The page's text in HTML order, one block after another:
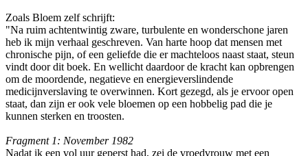
Zoals Bloem zelf schrijft:
"Na ruim achtentwintig zware, turbulente en wonderschone jaren
heb ik mijn verhaal geschreven. Van harte hoop dat mensen met
chronische pijn, of een geliefde die er machteloos naast staat, steun
vindt door dit boek. En wellicht daardoor de kracht kan opbrengen
om de moordende, negatieve en energieverslindende
medicijnverslaving te overwinnen. Kort gezegd, als je ervoor open
staat, dan zijn er ook vele bloemen op een hobbelig pad die je
kunnen sterken en troosten.
Fragment 1: November 1982
Nadat ik een vol uur geperst had, zei de vroedvrouw met een